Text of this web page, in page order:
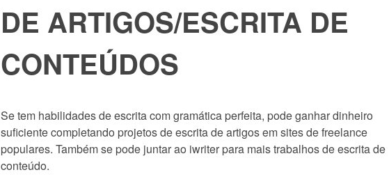
DE ARTIGOS/ESCRITA DE
CONTEÚDOS
Se tem habilidades de escrita com gramática perfeita, pode ganhar dinheiro
suficiente completando projetos de escrita de artigos em sites de freelance
populares. Também se pode juntar ao iwriter para mais trabalhos de escrita de
conteúdo.